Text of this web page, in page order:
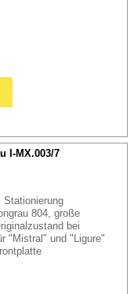
I-MX.003/7
Stationierung
804, große
bei
"Mistral" und "Ligure"